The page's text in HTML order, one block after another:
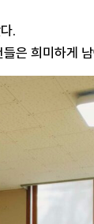
.
은 희미하게